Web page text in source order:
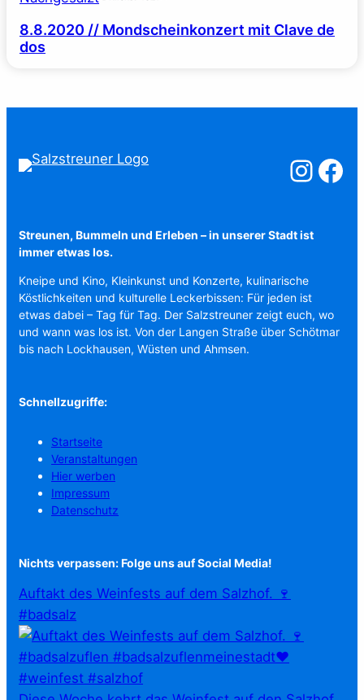
8.8.2020 // Mondscheinkonzert mit Clave de
dos
Salzstreuner
Streunen, Bummeln und Erleben – in unserer Stadt ist
immer etwas los.
Kneipe und Kino, Kleinkunst und Konzerte, kulinarische
Köstlichkeiten und kulturelle Leckerbissen: Für jeden ist
etwas dabei – Tag für Tag. Der Salzstreuner zeigt euch, wo
und wann was los ist. Von der Langen Straße über Schötmar
bis nach Lockhausen, Wüsten und Ahmsen.
Schnellzugriffe:
Startseite
Veranstaltungen
Hier werben
Impressum
Datenschutz
Nichts verpassen: Folge uns auf Social Media!
Auftakt des Weinfests auf dem Salzhof. 🍷
#badsalz